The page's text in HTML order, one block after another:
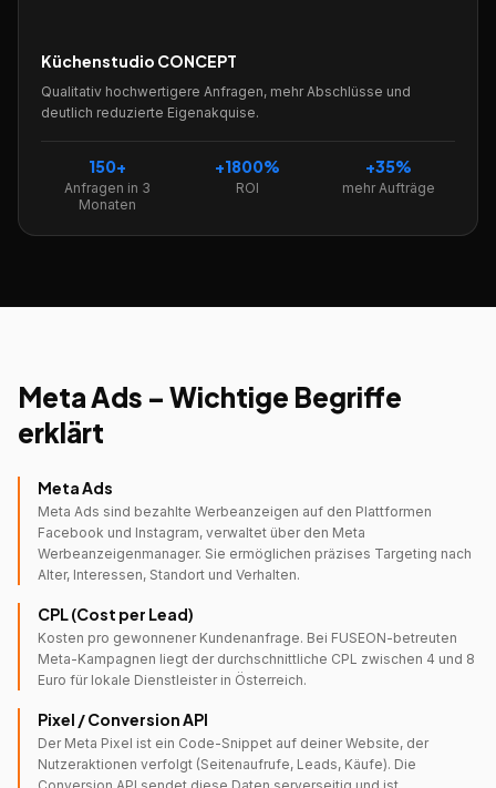
Küchenstudio CONCEPT
Qualitativ hochwertigere Anfragen, mehr Abschlüsse und
deutlich reduzierte Eigenakquise.
150+
Anfragen in 3
Monaten
+1800%
ROI
+35%
mehr Aufträge
Meta Ads – Wichtige Begriffe
erklärt
Meta Ads
Meta Ads sind bezahlte Werbeanzeigen auf den Plattformen
Facebook und Instagram, verwaltet über den Meta
Werbeanzeigenmanager. Sie ermöglichen präzises Targeting nach
Alter, Interessen, Standort und Verhalten.
CPL (Cost per Lead)
Kosten pro gewonnener Kundenanfrage. Bei FUSEON-betreuten
Meta-Kampagnen liegt der durchschnittliche CPL zwischen 4 und 8
Euro für lokale Dienstleister in Österreich.
Pixel / Conversion API
Der Meta Pixel ist ein Code-Snippet auf deiner Website, der
Nutzeraktionen verfolgt (Seitenaufrufe, Leads, Käufe). Die